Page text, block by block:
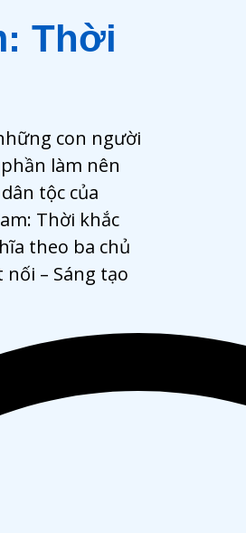
Thời
con người
làm nên
tộc của
Thời khắc
theo ba chủ
nối – Sáng tạo